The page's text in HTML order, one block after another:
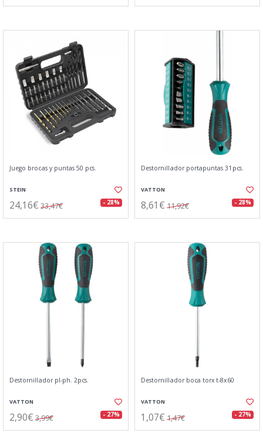
Juego brocas y puntas 50 pcs.
STEIN
24,16€ 33,47€ - 28%
Destornillador portapuntas 31pcs.
VATTON
8,61€ 11,92€ - 28%
Destornillador pl-ph. 2pcs.
VATTON
2,90€ 3,99€ - 27%
Destornillador boca torx t-8x60
VATTON
1,07€ 1,47€ - 27%